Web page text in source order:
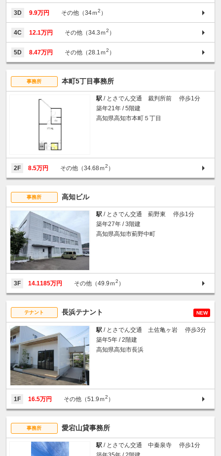
3D 9.9万円 その他（34ｍ2 ）
4C 12.1万円 その他（34.3ｍ2 ）
5D 8.47万円 その他（28.1ｍ2 ）
事務所 本町5丁目事務所
駅 / とさでん交通 裁判所前 停歩1分
築年21年 / 5階建
高知県高知市本町５丁目
2F 8.5万円 その他（34.68ｍ2 ）
事務所 高知ビル
駅 / とさでん交通 薊野東 停歩1分
築年27年 / 3階建
高知県高知市薊野中町
3F 14.1185万円 その他（49.9ｍ2 ）
テナント 長浜テナント NEW
駅 / とさでん交通 土佐亀ヶ岩 停歩3分
築年5年 / 2階建
高知県高知市長浜
1F 16.5万円 その他（51.9ｍ2 ）
事務所 愛宕山貸事務所
駅 / とさでん交通 中秦泉寺 停歩1分